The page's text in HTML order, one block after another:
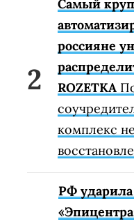
Самый
россияне
ROZETKA
комплекс
РФ ударила